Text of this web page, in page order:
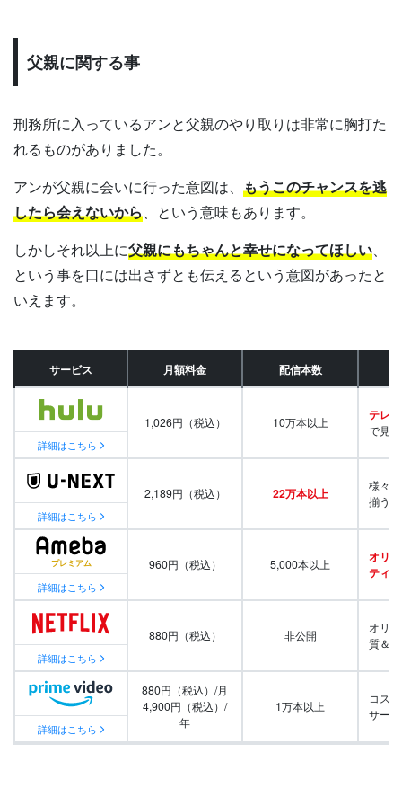
父親に関する事
刑務所に入っているアンと父親のやり取りは非常に胸打た
れるものがありました。
アンが父親に会いに行った意図は、 もうこのチャンスを逃
したら会えないから、という意味もあります。
しかしそれ以上に父親にもちゃんと幸せになってほしい、
という事を口には出さずとも伝えるという意図があったと
いえます。
サービス 月額料金 配信本数
詳細はこちら
1,026円（税込） 10万本以上 テレビ
で見
詳細はこちら
2,189円（税込） 22万本以上
様々
揃う
詳細はこちら
960円（税込） 5,000本以上
オリ
ティ
詳細はこちら
880円（税込） 非公開
オリ
質＆
詳細はこちら
880円（税込）/月
4,900円（税込）/
年
1万本以上
コス
サー